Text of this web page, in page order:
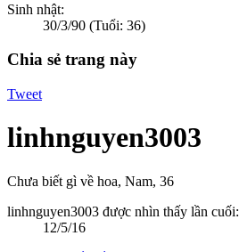
Sinh nhật:
30/3/90 (Tuổi: 36)
Chia sẻ trang này
Tweet
linhnguyen3003
Chưa biết gì về hoa, Nam, 36
linhnguyen3003 được nhìn thấy lần cuối:
12/5/16